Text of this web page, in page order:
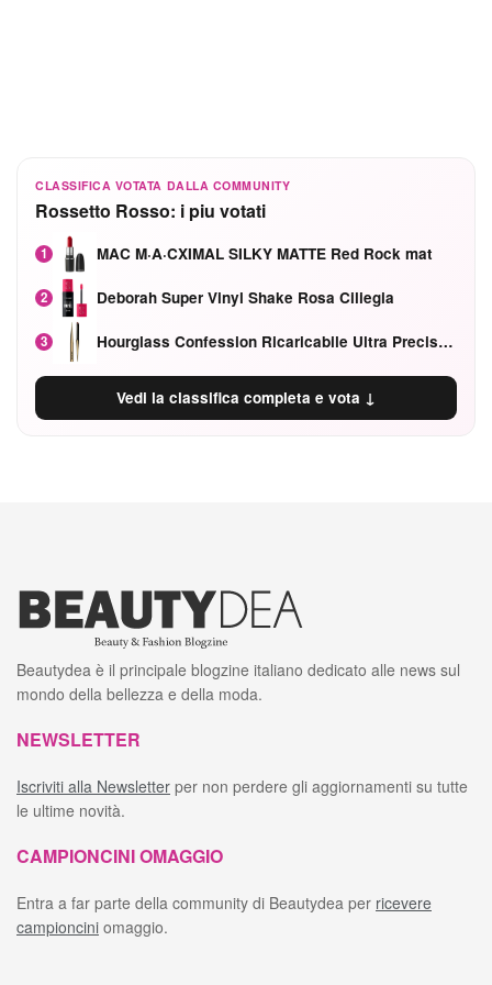
CLASSIFICA VOTATA DALLA COMMUNITY
Rossetto Rosso: i piu votati
1 MAC M·A·CXIMAL SILKY MATTE Red Rock mat
2 Deborah Super Vinyl Shake Rosa Ciliegia
3 Hourglass Confession Ricaricabile Ultra Preciso Ad Alta Intensità Secretly Classic Red
Vedi la classifica completa e vota ↓
Beautydea è il principale blogzine italiano dedicato alle news sul
mondo della bellezza e della moda.
NEWSLETTER
Iscriviti alla Newsletter per non perdere gli aggiornamenti su tutte
le ultime novità.
CAMPIONCINI OMAGGIO
Entra a far parte della community di Beautydea per ricevere
campioncini omaggio.